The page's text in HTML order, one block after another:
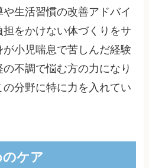
生活習慣の改善アドバイ
をかけない体づくりをサ
小児喘息で苦しんだ経験
不調で悩む方の力になり
分野に特に力を入れてい
ケア